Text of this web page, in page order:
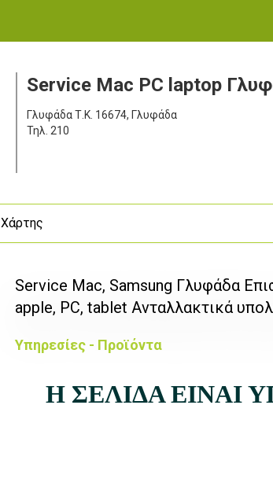
Service Mac PC laptop
ΓλυφάδαΤ.Κ. 16674, Γλυφάδα
Τηλ. 210
Χάρτης
Service Mac, Samsung Γλυφάδα
apple, PC, tablet Ανταλλακτικά
Υπηρεσίες - Προϊόντα
Η ΣΕΛΙΔΑ ΕΙΝΑΙ